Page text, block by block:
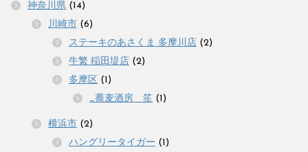
神奈川県 (14)
川崎市 (6)
ステーキのあさくま 多摩川店 (2)
牛繁 稲田堤店 (2)
多摩区 (1)
_蕎麦酒房 笙 (1)
横浜市 (2)
ハングリータイガー (1)